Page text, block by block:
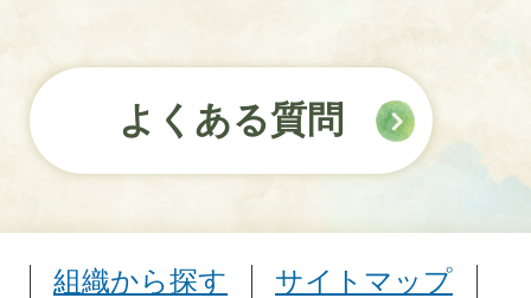
よくある質問
組織から探す
サイトマップ